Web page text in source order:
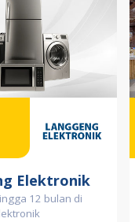
Elektronik
12 bulan di